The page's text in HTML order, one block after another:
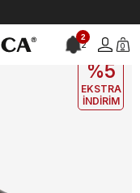
2
2 0
EKLE5
%5
EKSTRA
İNDİRİM